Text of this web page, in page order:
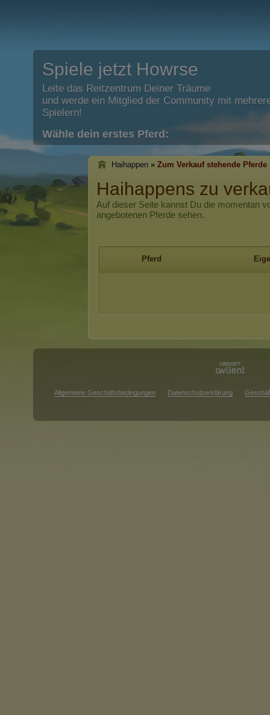
Spiele jetzt Howrse
Leite das Reitzentrum Deiner Träume
und werde ein Mitglied der Community mit
Spielern!
Wähle dein erstes Pferd:
Haihappen » Zum Verkauf stehende Pferde
Haihappens zu
Auf dieser Seite kannst Du die momentan
angebotenen Pferde sehen.
Pferd
Allgemeine Geschäftsbedingungen Datenschutzerklärung